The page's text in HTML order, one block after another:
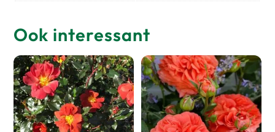
Ook interessant